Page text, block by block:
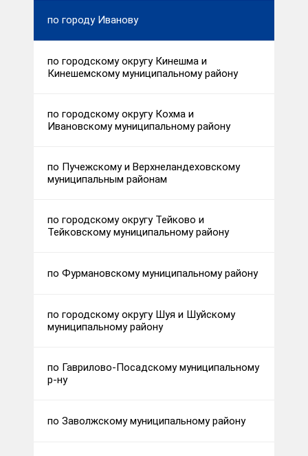
по городу Иванову
по городскому округу Кинешма и
Кинешемскому муниципальному району
по городскому округу Кохма и
Ивановскому муниципальному району
по Пучежскому и Верхнеландеховскому
муниципальным районам
по городскому округу Тейково и
Тейковскому муниципальному району
по Фурмановскому муниципальному району
по городскому округу Шуя и Шуйскому
муниципальному району
по Гаврилово-Посадскому муниципальному
р-ну
по Заволжскому муниципальному району